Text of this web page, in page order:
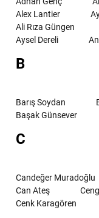
Alex Lantier
Ali Rıza Güngen
Aysel Dereli
B
Barış Soydan
Başak Günsever
C
Candeğer Muradoğlu
Can Ateş
Cenk Karagören